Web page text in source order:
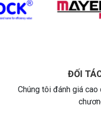
ĐỐI
Chúng tôi đánh giá